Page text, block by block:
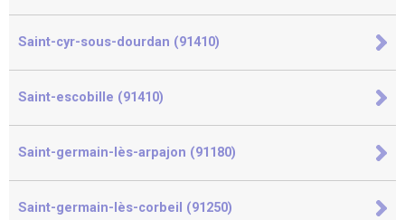
Saint-cyr-sous-dourdan (91410)
Saint-escobille (91410)
Saint-germain-lès-arpajon (91180)
Saint-germain-lès-corbeil (91250)